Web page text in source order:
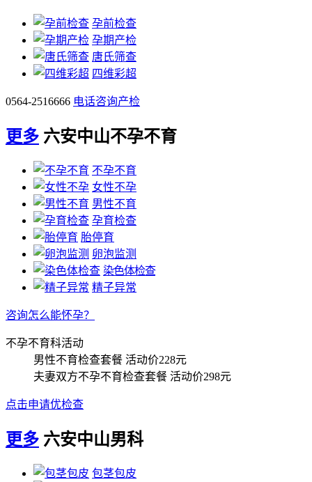
孕前检查
孕期产检
唐氏筛查
四维彩超
0564-2516666 电话咨询产检
更多 六安中山不孕不育
不孕不育
女性不孕
男性不育
孕育检查
胎停育
卵泡监测
染色体检查
精子异常
咨询怎么能怀孕？
不孕不育科活动
男性不育检查套餐 活动价228元
夫妻双方不孕不育检查套餐 活动价298元
点击申请优检查
更多 六安中山男科
包茎包皮